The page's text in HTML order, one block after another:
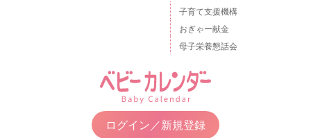
子育て支援機構
おぎゃー献金
母子栄養懇話会
ログイン／新規登録